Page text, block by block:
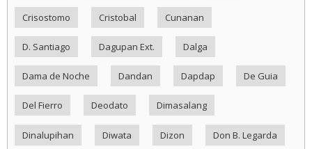
Crisostomo Cristobal Cunanan
D. Santiago Dagupan Ext. Dalga
Dama de Noche Dandan Dapdap De Guia
Del Fierro Deodato Dimasalang
Dinalupihan Diwata Dizon Don B. Legarda